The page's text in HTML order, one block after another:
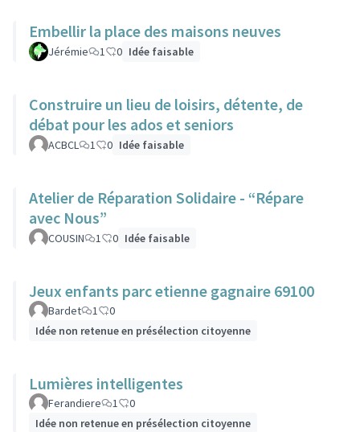
Embellir la place des maisons neuves
Jérémie 1 0 Idée faisable
Construire un lieu de loisirs, détente, de
débat pour les ados et seniors
ACBCL 1 0 Idée faisable
Atelier de Réparation Solidaire - “Répare
avec Nous”
COUSIN 1 0 Idée faisable
Jeux enfants parc etienne gagnaire 69100
Bardet 1
0
Idée non retenue en présélection citoyenne
Lumières intelligentes
Ferandiere 1
0
Idée non retenue en présélection citoyenne